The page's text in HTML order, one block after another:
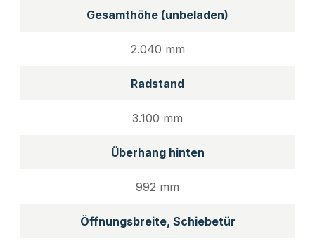
Gesamthöhe (unbeladen)
2.040 mm
Radstand
3.100 mm
Überhang hinten
992 mm
Öffnungsbreite, Schiebetür